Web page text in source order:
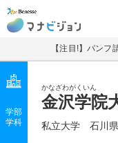
マナビジ
【注目!】パン
かなざわがくいん
金沢学院
私立大学 石川県
学部
学科